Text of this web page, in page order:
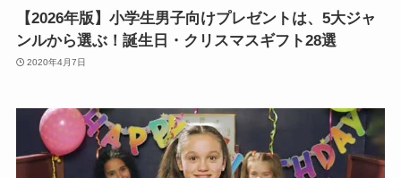
【2026年版】小学生男子向けプレゼントは、5大ジャ
ンルから選ぶ！誕生日・クリスマスギフト28選
2020年4月7日